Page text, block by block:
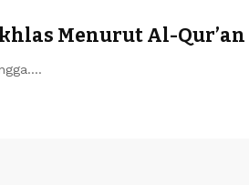
Menurut Al-Qur’an